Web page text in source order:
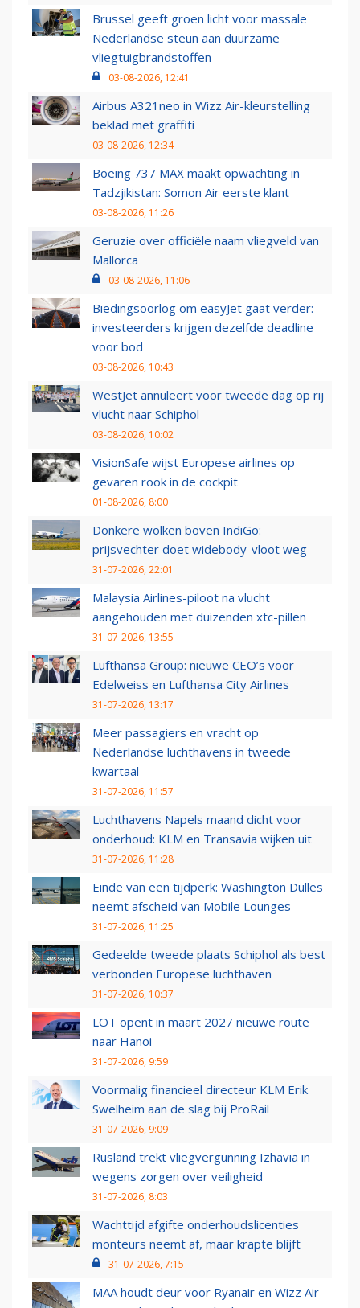
Brussel geeft groen licht voor massale
Nederlandse steun aan duurzame
vliegtuigbrandstoffen
03-08-2026, 12:41
Airbus A321neo in Wizz Air-kleurstelling
beklad met graffiti
03-08-2026, 12:34
Boeing 737 MAX maakt opwachting in
Tadzjikistan: Somon Air eerste klant
03-08-2026, 11:26
Geruzie over officiële naam vliegveld van
Mallorca
03-08-2026, 11:06
Biedingsoorlog om easyJet gaat verder:
investeerders krijgen dezelfde deadline
voor bod
03-08-2026, 10:43
WestJet annuleert voor tweede dag op rij
vlucht naar Schiphol
03-08-2026, 10:02
VisionSafe wijst Europese airlines op
gevaren rook in de cockpit
01-08-2026, 8:00
Donkere wolken boven IndiGo:
prijsvechter doet widebody-vloot weg
31-07-2026, 22:01
Malaysia Airlines-piloot na vlucht
aangehouden met duizenden xtc-pillen
31-07-2026, 13:55
Lufthansa Group: nieuwe CEO’s voor
Edelweiss en Lufthansa City Airlines
31-07-2026, 13:17
Meer passagiers en vracht op
Nederlandse luchthavens in tweede
kwartaal
31-07-2026, 11:57
Luchthavens Napels maand dicht voor
onderhoud: KLM en Transavia wijken uit
31-07-2026, 11:28
Einde van een tijdperk: Washington Dulles
neemt afscheid van Mobile Lounges
31-07-2026, 11:25
Gedeelde tweede plaats Schiphol als best
verbonden Europese luchthaven
31-07-2026, 10:37
LOT opent in maart 2027 nieuwe route
naar Hanoi
31-07-2026, 9:59
Voormalig financieel directeur KLM Erik
Swelheim aan de slag bij ProRail
31-07-2026, 9:09
Rusland trekt vliegvergunning Izhavia in
wegens zorgen over veiligheid
31-07-2026, 8:03
Wachttijd afgifte onderhoudslicenties
monteurs neemt af, maar krapte blijft
31-07-2026, 7:15
MAA houdt deur voor Ryanair en Wizz Air